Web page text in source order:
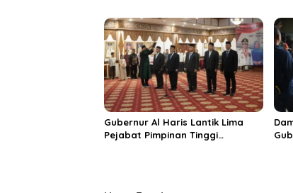
Rakyat
Gubernur Al Haris Lantik Lima
Pejabat Pimpinan Tinggi